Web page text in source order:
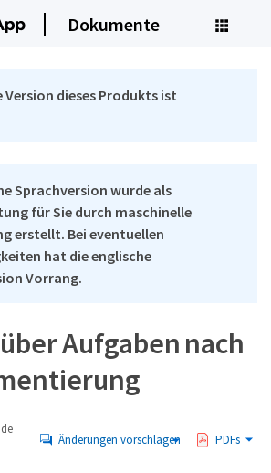
Dokumente
Version dieses Produkts ist
Sprachversion wurde als
für Sie durch maschinelle
erstellt. Bei eventuellen
hat die englische
Vorrang.
Aufgaben nach
Änderungen vorschlagen PDFs